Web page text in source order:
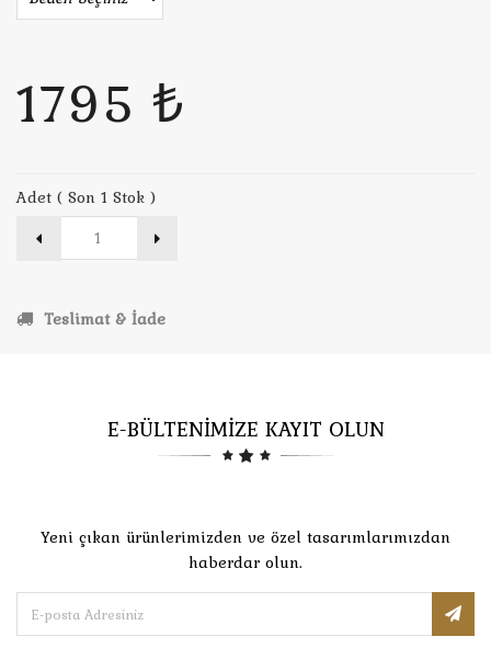
1795 ₺
Adet ( Son 1 Stok )
Teslimat & İade
E-BÜLTENİMİZE KAYIT OLUN
Yeni çıkan ürünlerimizden ve özel tasarımlarımızdan
haberdar olun.